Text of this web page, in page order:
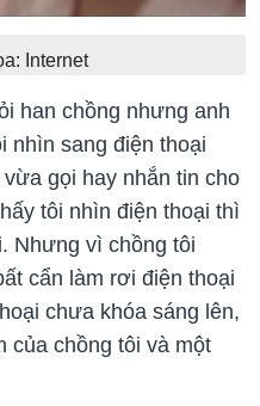
Internet
han chồng nhưng anh
nhìn sang điện thoại
gọi hay nhắn tin cho
tôi nhìn điện thoại thì
Nhưng vì chồng tôi
cẩn làm rơi điện thoại
chưa khóa sáng lên,
của chồng tôi và một